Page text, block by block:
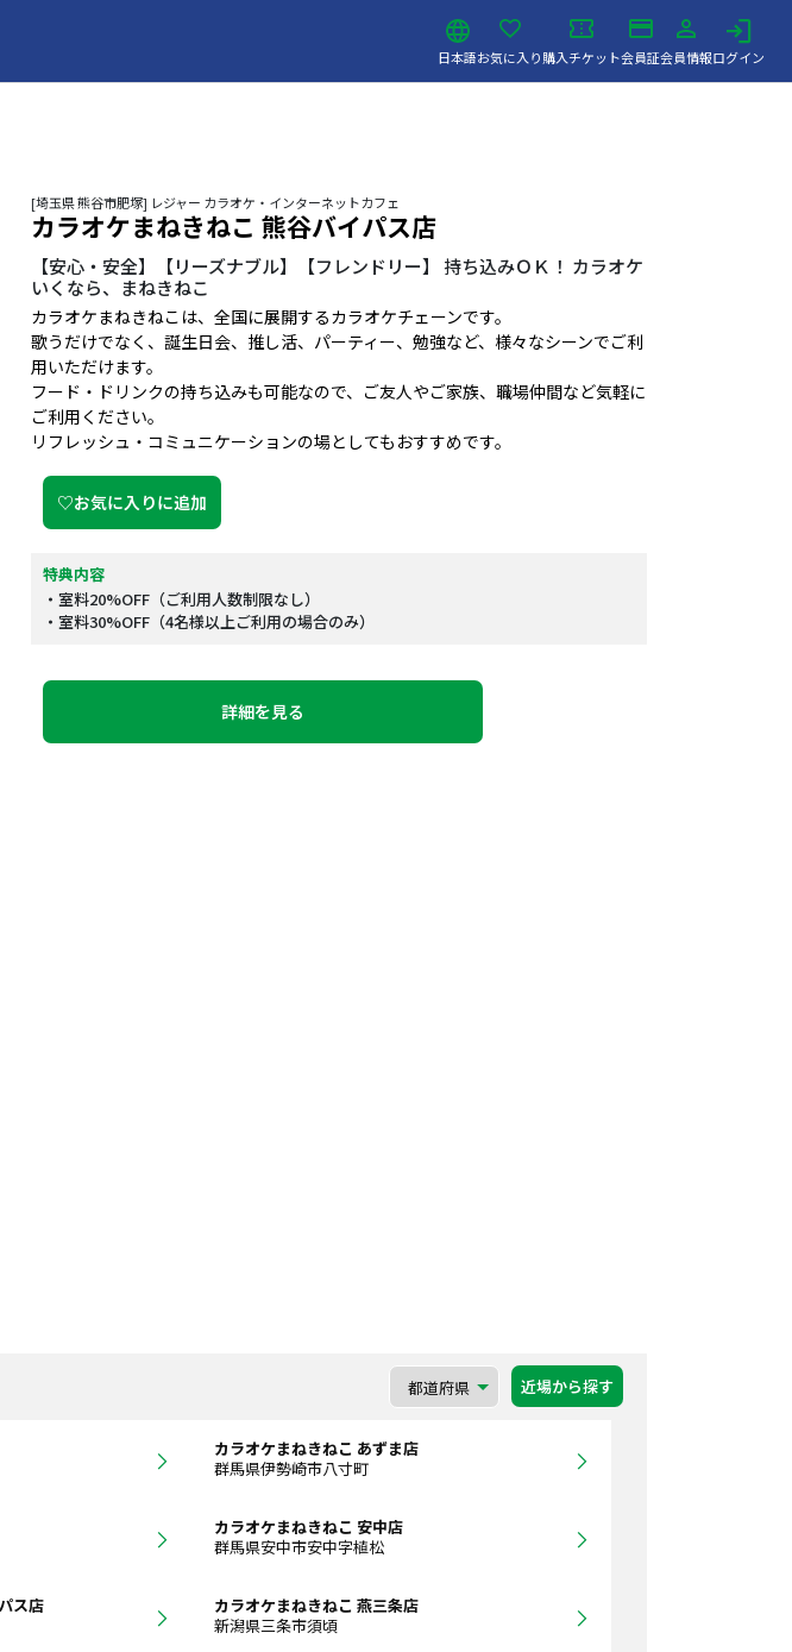
日本語お気に入り購入チケット会員証会員情報ログイン
[埼玉県 熊谷市肥塚] レジャー カラオケ・インターネットカフェ
カラオケまねきねこ 熊谷バイパス店
【安心・安全】【リーズナブル】【フレンドリー】 持ち込みＯＫ！ カラオケ
いくなら、まねきねこ
カラオケまねきねこは、全国に展開するカラオケチェーンです。
歌うだけでなく、誕生日会、推し活、パーティー、勉強など、様々なシーンでご利
用いただけます。
フード・ドリンクの持ち込みも可能なので、ご友人やご家族、職場仲間など気軽に
ご利用ください。
リフレッシュ・コミュニケーションの場としてもおすすめです。
♡お気に入りに追加
特典内容
・室料20%OFF（ご利用人数制限なし）
・室料30%OFF（4名様以上ご利用の場合のみ）
詳細を見る
近場から探す
カラオケまねきねこ あずま店
群馬県伊勢崎市八寸町
カラオケまねきねこ 安中店
群馬県安中市安中字植松
ス店
カラオケまねきねこ 燕三条店
新潟県三条市須頃